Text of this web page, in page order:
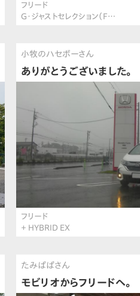
フリード
G・ジャストセレクション（F…
小牧のハセボーさん
ありがとうございました。
フリード
＋ HYBRID EX
たみぱぱさん
モビリオからフリードへ。